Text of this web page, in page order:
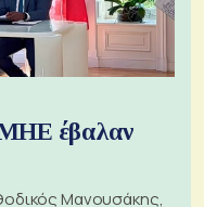
έβαλαν
Μανουσάκης,